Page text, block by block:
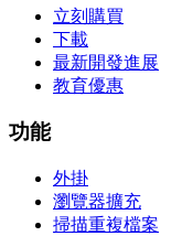
立刻購買
下載
最新開發進展
教育優惠
功能
外掛
瀏覽器擴充
掃描重複檔案